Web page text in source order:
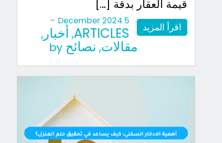
قيمة العقار بدقة […]
اقرأ المزيد
5 December 2024
-
ARTICLES
, أخبار ,
مقالات, نصائح by